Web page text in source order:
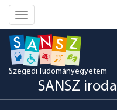
Toggle
navigation
Szegedi Tudományegyetem
SANSZ iroda